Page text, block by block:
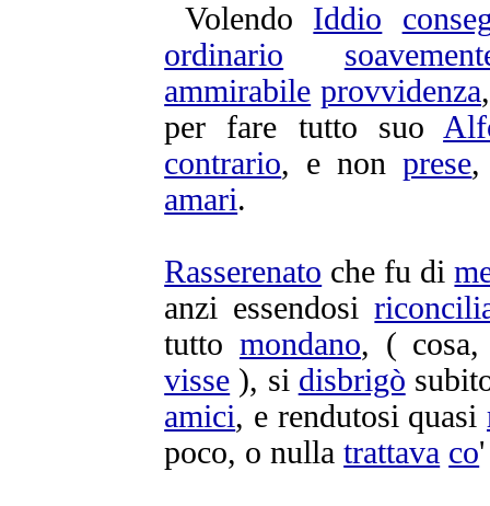
Volendo Iddio
ordinario
ammirabile provvidenza
per fare tutto suo
contrario, e nonprese,
amari.
Rasserenato che fu di
anzi essendosi
tutto mondano, (
visse ), si disbrigò
amici, e rendutosi quasi
poco, o nullatrattava co